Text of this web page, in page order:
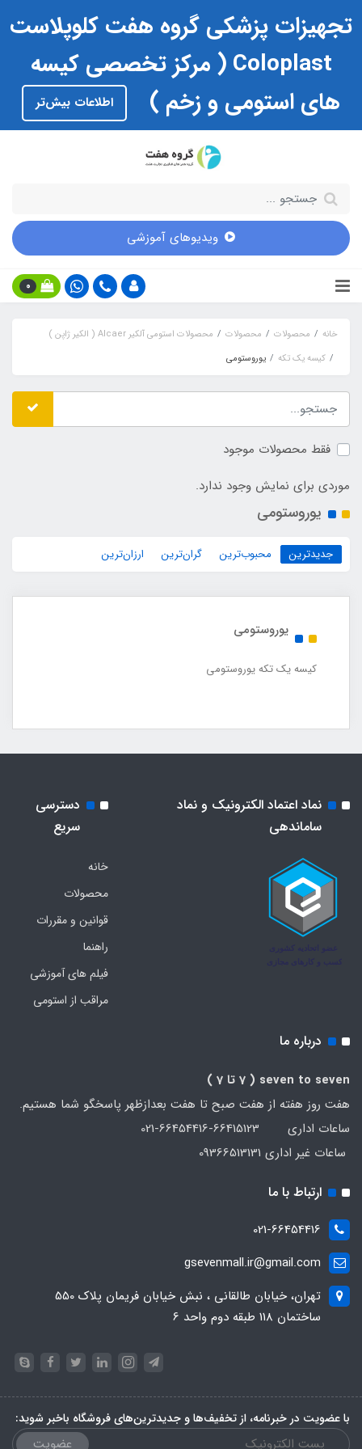
تجهیزات پزشکی گروه هفت کلوپلاست
Coloplast ( مرکز تخصصی کیسه
های استومی و زخم )
اطلاعات بیش‌تر
ویدیوهای آموزشی
0
خانه محصولات محصولات
محصولات استومی آلکیر Alcaer ( الکیر ژاپن )
کیسه یک تکه
یوروستومی
فقط محصولات موجود
موردی برای نمایش وجود ندارد.
یوروستومی
جدیدترین محبوب‌ترین گران‌ترین ارزان‌ترین
یوروستومی
کیسه یک تکه یوروستومی
نماد اعتماد الکترونیک و نماد
ساماندهی
دسترسی
سریع
خانه
محصولات
قوانین و مقررات
راهنما
فیلم های آموزشی
مراقب از استومی
درباره ما
seven to seven ( 7 تا 7 )
هفت روز هفته از هفت صبح تا هفت بعدازظهر پاسخگو شما هستیم.
ساعات اداری 66415123-66454416-021
ساعات غیر اداری 09366513131
ارتباط با ما
021-66454416
gsevenmall.ir@gmail.com
تهران، خیابان طالقانی ، نبش خیابان فریمان پلاک 550
ساختمان 118 طبقه دوم واحد 6
با عضویت در خبرنامه، از تخفیف‌ها و جدیدترین‌های فروشگاه باخبر شوید:
عضویت